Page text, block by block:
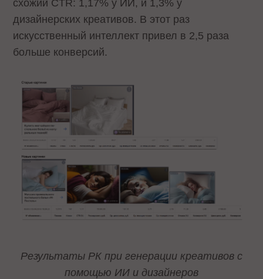
схожий CTR: 1,17% у ИИ, и 1,3% у
дизайнерских креативов. В этот раз
искусственный интеллект привел в 2,5 раза
больше конверсий.
Результаты РК при генерации креативов с
помощью ИИ и дизайнеров